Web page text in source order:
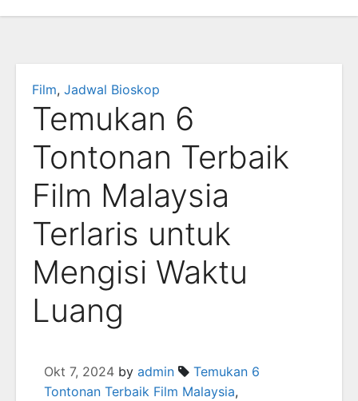
Film, Jadwal Bioskop
Temukan 6
Tontonan Terbaik
Film Malaysia
Terlaris untuk
Mengisi Waktu
Luang
Okt 7, 2024 by admin
Temukan 6
Tontonan Terbaik Film Malaysia,